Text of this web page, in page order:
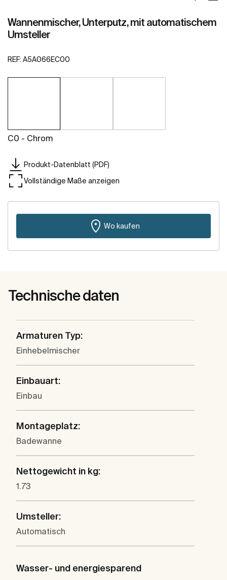
Wannenmischer, Unterputz, mit automatischem
Umsteller
REF: A5A066EC00
C0 - Chrom
Produkt-Datenblatt (PDF)
Vollständige Maße anzeigen
Wo kaufen
Technische daten
Armaturen Typ:
Einhebelmischer
Einbauart:
Einbau
Montageplatz:
Badewanne
Nettogewicht in kg:
1.73
Umsteller:
Automatisch
Wasser- und energiesparend